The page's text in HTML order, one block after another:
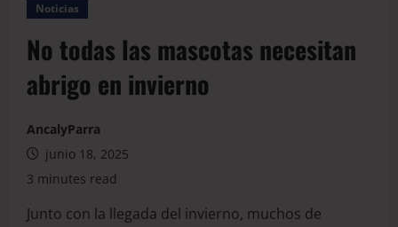
Noticias
No todas las mascotas necesitan
abrigo en invierno
AncalyParra
junio 18, 2025
3 minutes read
Junto con la llegada del invierno, muchos de